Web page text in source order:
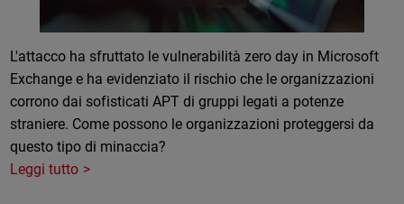
L'attacco ha sfruttato le vulnerabilità zero day in Microsoft
Exchange e ha evidenziato il rischio che le organizzazioni
corrono dai sofisticati APT di gruppi legati a potenze
straniere. Come possono le organizzazioni proteggersi da
questo tipo di minaccia?
Leggi tutto